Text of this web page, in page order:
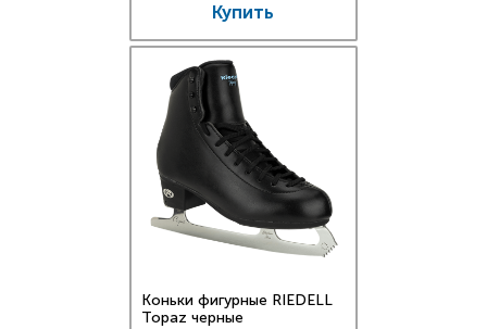
Купить
Коньки фигурные RIEDELL
Topaz черные